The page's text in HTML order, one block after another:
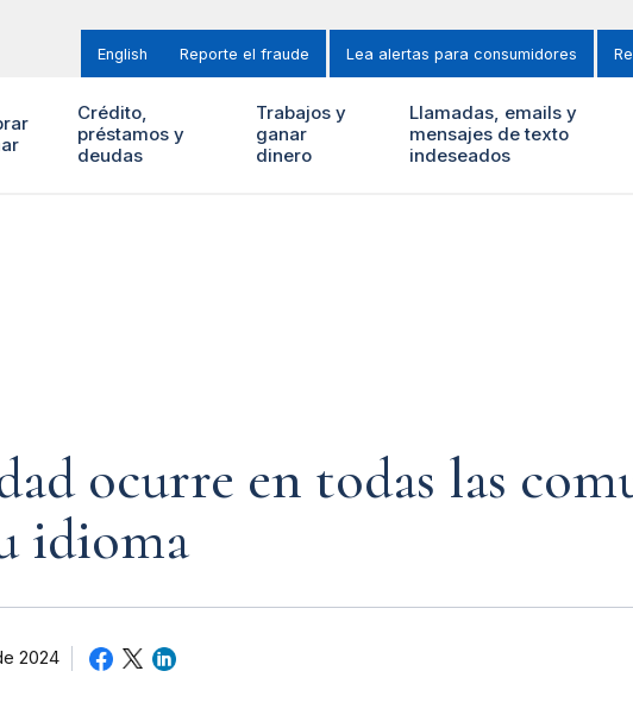
English Reporte el fraude Lea alertas para consumidores
Crédito,
préstamos y
deudas
Trabajos y
ganar
dinero
Llamadas, emails y
mensajes de texto
indeseados
ocurre en todas las
idioma
2024